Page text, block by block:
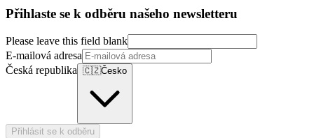
Přihlaste se k odběru našeho newsletteru
Please leave this field blank
E-mailová adresa
Česká republika 🇨🇿Česko
Přihlásit se k odběru